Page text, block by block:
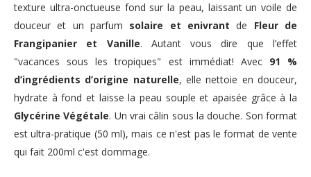
texture ultra-onctueuse fond sur la peau, laissant un voile de
douceur et un parfum solaire et enivrant de Fleur de
Frangipanier et Vanille. Autant vous dire que l’effet
"vacances sous les tropiques" est immédiat! Avec 91 %
d’ingrédients d’origine naturelle, elle nettoie en douceur,
hydrate à fond et laisse la peau souple et apaisée grâce à la
Glycérine Végétale. Un vrai câlin sous la douche. Son format
est ultra-pratique (50 ml), mais ce n'est pas le format de vente
qui fait 200ml c'est dommage.